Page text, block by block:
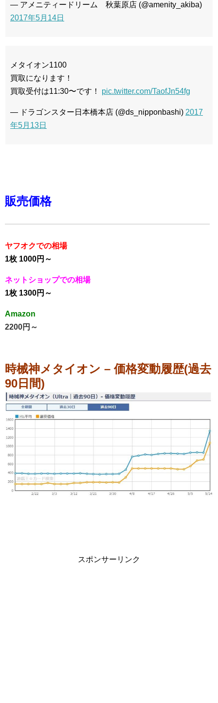
— アメニティードリーム 秋葉原店 (@amenity_akiba)
2017年5月14日
メタイオン1100
買取になります！
買取受付は11:30〜です！ pic.twitter.com/TaofJn54fg
— ドラゴンスター日本橋本店 (@ds_nipponbashi) 2017
年5月13日
販売価格
ヤフオクでの相場
1枚 1000円～
ネットショップでの相場
1枚 1300円～
Amazon
2200円～
時械神メタイオン – 価格変動履歴(過去
90日間)
スポンサーリンク